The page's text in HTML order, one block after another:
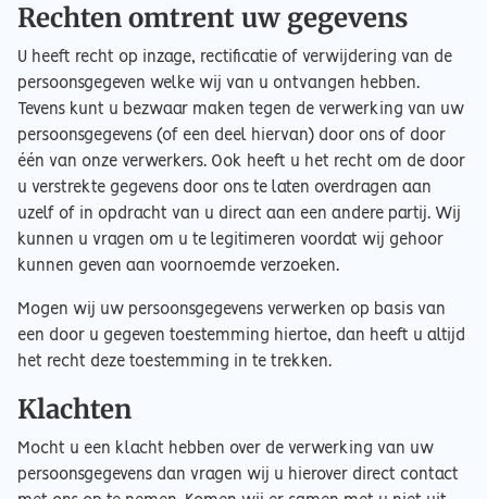
Rechten omtrent uw gegevens
U heeft recht op inzage, rectificatie of verwijdering van de
persoonsgegeven welke wij van u ontvangen hebben.
Tevens kunt u bezwaar maken tegen de verwerking van uw
persoonsgegevens (of een deel hiervan) door ons of door
één van onze verwerkers. Ook heeft u het recht om de door
u verstrekte gegevens door ons te laten overdragen aan
uzelf of in opdracht van u direct aan een andere partij. Wij
kunnen u vragen om u te legitimeren voordat wij gehoor
kunnen geven aan voornoemde verzoeken.
Mogen wij uw persoonsgegevens verwerken op basis van
een door u gegeven toestemming hiertoe, dan heeft u altijd
het recht deze toestemming in te trekken.
Klachten
Mocht u een klacht hebben over de verwerking van uw
persoonsgegevens dan vragen wij u hierover direct contact